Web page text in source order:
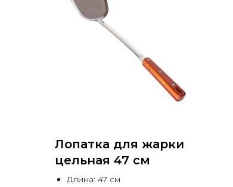
Лопатка для жарки
цельная 47 см
Длина: 47 см